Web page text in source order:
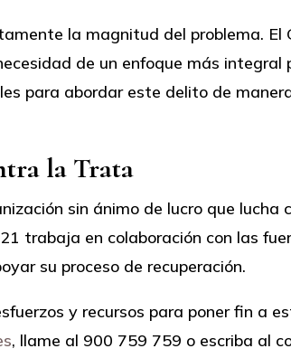
la magnitud del problema. El
de un enfoque más
para abordar este delito de
la Trata
sin ánimo de lucro que
trabaja en colaboración con las
su proceso de recuperación.
y recursos para poner fin a
, llame al 900 759 759 o escriba al